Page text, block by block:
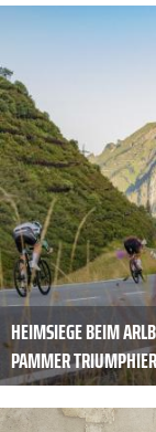
HEIMSIEGE BEIM
PAMMER